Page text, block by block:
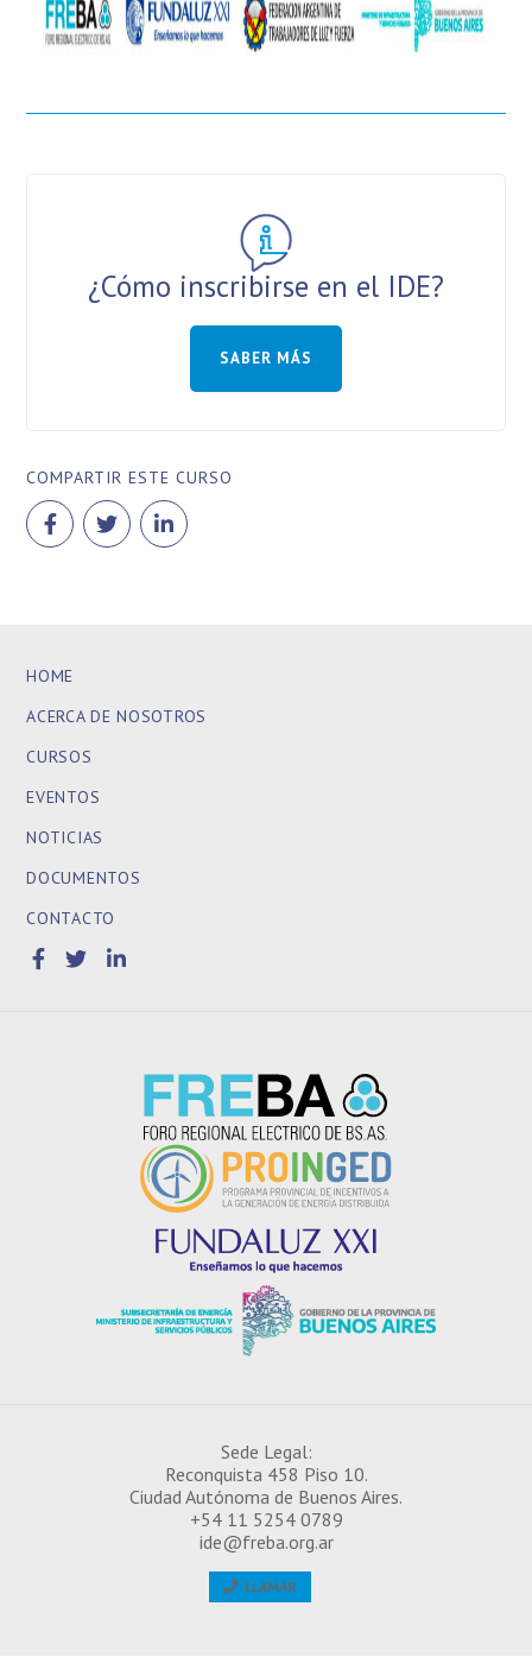
¿Cómo inscribirse en el IDE?
SABER MÁS
COMPARTIR ESTE CURSO
HOME
ACERCA DE NOSOTROS
CURSOS
EVENTOS
NOTICIAS
DOCUMENTOS
CONTACTO
Sede Legal:
Reconquista 458 Piso 10.
Ciudad Autónoma de Buenos Aires.
+54 11 5254 0789
ide@freba.org.ar
LLAMAR